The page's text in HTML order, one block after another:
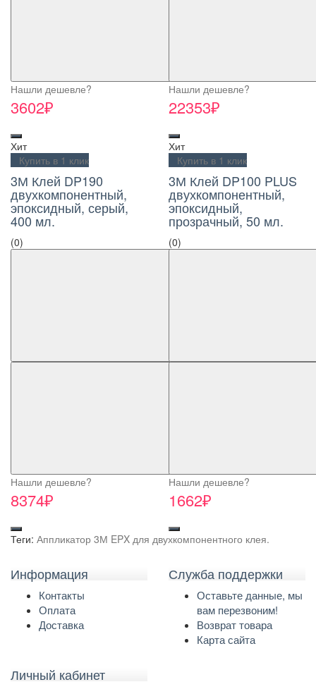
Нашли дешевле?
3602₽
Нашли дешевле?
22353₽
Хит
Купить в 1 клик
3М Клей DP190
двухкомпонентный,
эпоксидный, серый,
400 мл.
(0)
Нашли дешевле?
8374₽
Хит
Купить в 1 клик
3М Клей DP100 PLUS
двухкомпонентный,
эпоксидный,
прозрачный, 50 мл.
(0)
Нашли дешевле?
1662₽
Теги: Аппликатор 3М EPX для двухкомпонентного клея.
Информация
Контакты
Оплата
Доставка
Служба поддержки
Оставьте данные, мы
вам перезвоним!
Возврат товара
Карта сайта
Личный кабинет